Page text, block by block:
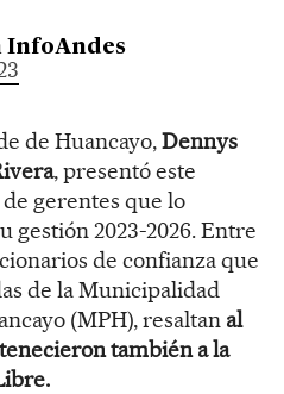
InfoAndes
de Huancayo,Dennys
, presentó este
gerentes que lo
gestión 2023-2026. Entre
de confianza que
de la Municipalidad
(MPH), resaltan al
también a la